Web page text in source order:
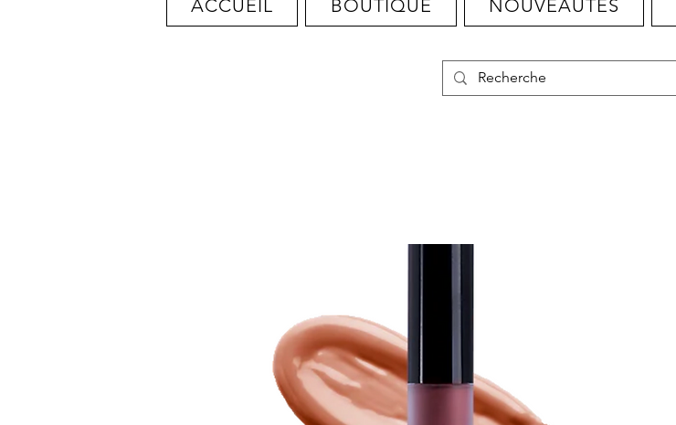
ACCUEIL BOUTIQUE NOUVEAUTÉS